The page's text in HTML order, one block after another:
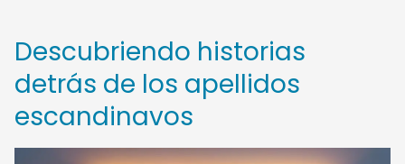
Descubriendo historias
detrás de los apellidos
escandinavos